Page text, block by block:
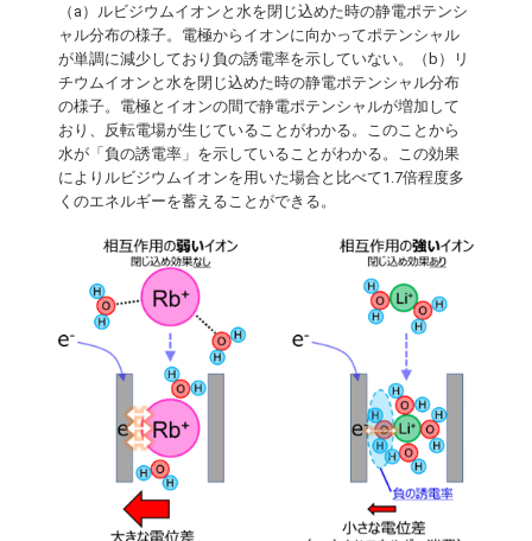
（a）ルビジウムイオンと水を閉じ込めた時の静電ポテンシ
ャル分布の様子。電極からイオンに向かってポテンシャル
が単調に減少しており負の誘電率を示していない。（b）リ
チウムイオンと水を閉じ込めた時の静電ポテンシャル分布
の様子。電極とイオンの間で静電ポテンシャルが増加して
おり、反転電場が生じていることがわかる。このことから
水が「負の誘電率」を示していることがわかる。この効果
によりルビジウムイオンを用いた場合と比べて1.7倍程度多
くのエネルギーを蓄えることができる。